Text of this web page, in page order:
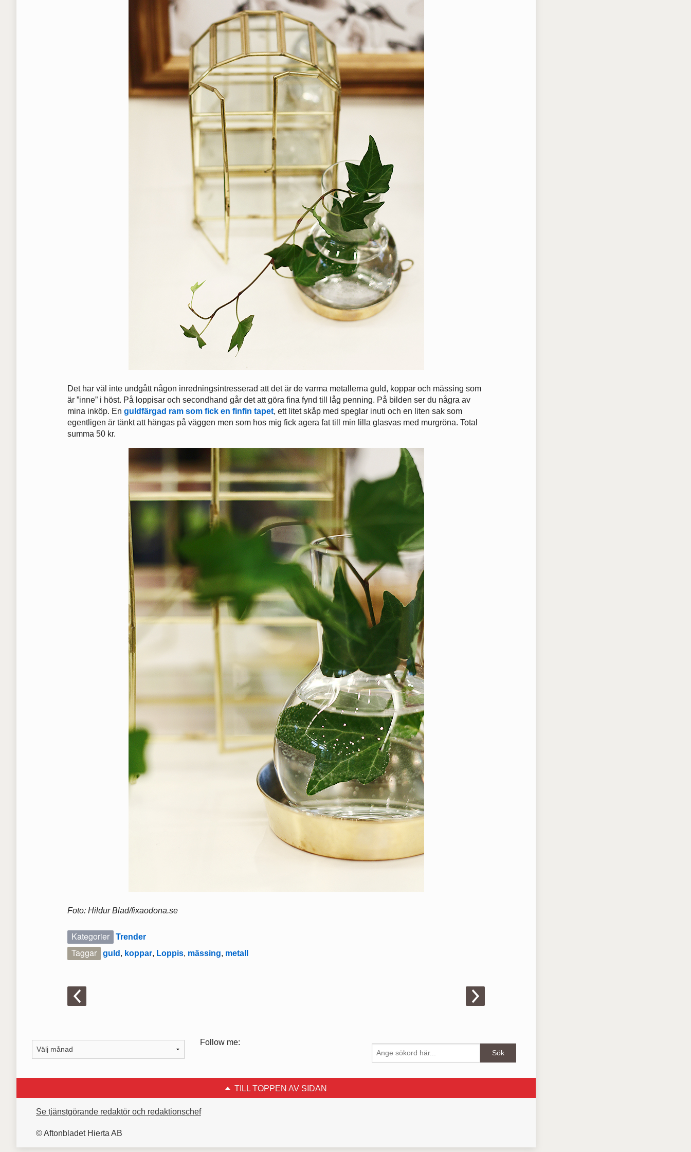
Det har väl inte undgått någon inredningsintresserad att det är de varma metallerna guld, koppar och mässing som
är ”inne” i höst. På loppisar och secondhand går det att göra fina fynd till låg penning. På bilden ser du några av
mina inköp. Enguldfärgad ram som fick en finfin tapet, ett litet skåp med speglar inuti och en liten sak som
egentligen är tänkt att hängas på väggen men som hos mig fick agera fat till min lilla glasvas med murgröna. Total
summa 50 kr.
Foto: Hildur Blad/fixaodona.se
Kategorier Trender
Taggar guld , koppar, Loppis, mässing, metall
Follow me:
TILL TOPPEN AV SIDAN
Se tjänstgörande redaktör och redaktionschef
© Aftonbladet Hierta AB